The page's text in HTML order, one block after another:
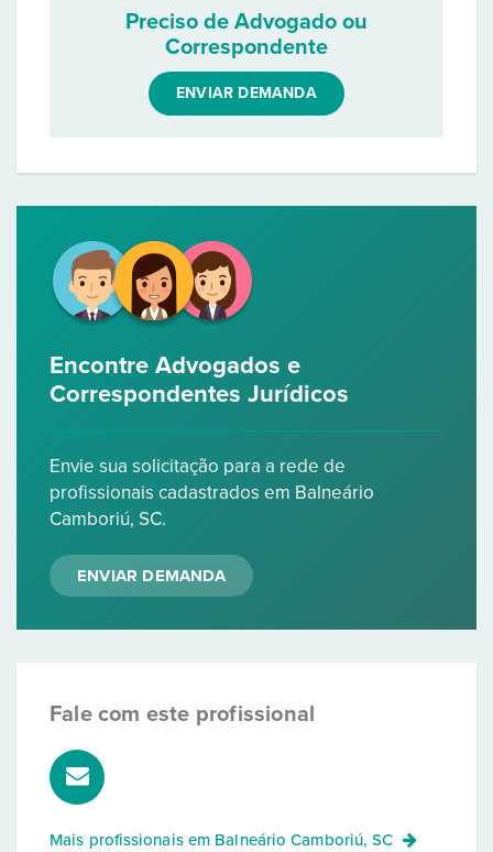
Preciso de Advogado ou
Correspondente
ENVIAR DEMANDA
Encontre Advogados e
Correspondentes Jurídicos
Envie sua solicitação para a rede de
profissionais cadastrados em Balneário
Camboriú, SC.
ENVIAR DEMANDA
Fale com este profissional
Mais profissionais em Balneário Camboriú, SC